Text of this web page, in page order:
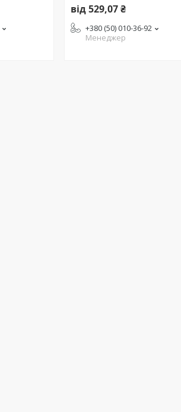
від 529,07 ₴
+380 (50) 010-36-92
Менеджер